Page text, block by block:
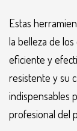
Estas
la belleza de
eficiente y
resistente y su
indispensables
profesional del